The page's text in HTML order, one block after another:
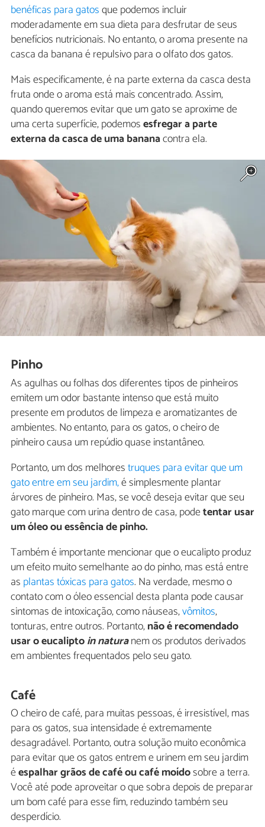
benéficas para gatosque podemos incluir
moderadamente em sua dieta para desfrutar de seus
benefícios nutricionais. No entanto, o aroma presente na
casca da banana é repulsivo para o olfato dos gatos.
Mais especificamente, é na parte externa da casca desta
fruta onde o aroma está mais concentrado. Assim,
quando queremos evitar que um gato se aproxime de
uma certa superfície, podemosesfregar a parte
externa dacasca de uma bananacontra ela.
Pinho
As agulhas ou folhas dos diferentes tipos de pinheiros
emitem um odor bastante intenso que está muito
presente em produtos de limpeza e aromatizantes de
ambientes. No entanto, para os gatos, o cheiro de
pinheiro causa um repúdio quase instantâneo.
Portanto, um dos melhorestruques para evitar que um
gato entre em seu jardim,é simplesmente plantar
árvores de pinheiro. Mas, se você deseja evitar que seu
gato marque com urina dentro de casa, podetentar usar
um óleo ou essência de pinho.
Também é importante mencionar que o eucalipto produz
um efeito muito semelhante ao do pinho, mas está entre
as plantas tóxicas para gatos. Na verdade, mesmo o
contato com o óleo essencial desta planta pode causar
sintomas de intoxicação, como náuseas,vômitos,
tonturas, entre outros. Portanto,não é recomendado
usar o eucaliptoin naturanem os produtos derivados
em ambientes frequentados pelo seu gato.
Café
O cheiro de café, para muitas pessoas, é irresistível, mas
para os gatos, sua intensidade é extremamente
desagradável. Portanto, outra solução muito econômica
para evitar que os gatos entrem e urinem em seu jardim
éespalhar grãos de café ou café moídosobre a terra.
Você até pode aproveitar o que sobra depois de preparar
um bom café para esse fim, reduzindo também seu
desperdício.